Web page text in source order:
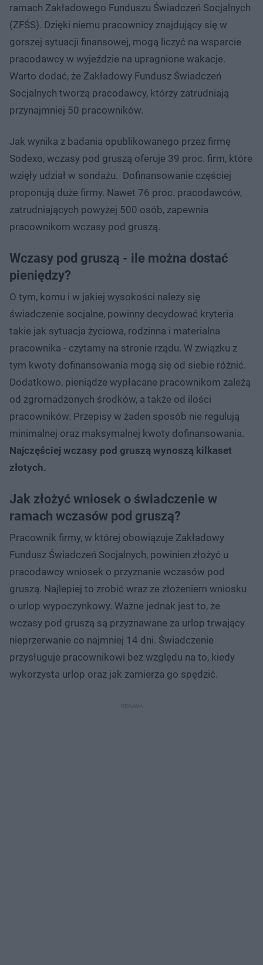
ramach Zakładowego Funduszu Świadczeń Socjalnych
(ZFŚS). Dzięki niemu pracownicy znajdujący się w
gorszej sytuacji finansowej, mogą liczyć na wsparcie
pracodawcy w wyjeździe na upragnione wakacje.
Warto dodać, że Zakładowy Fundusz Świadczeń
Socjalnych tworzą pracodawcy, którzy zatrudniają
przynajmniej 50 pracowników.
Jak wynika z badania opublikowanego przez firmę
Sodexo, wczasy pod gruszą oferuje 39 proc. firm, które
wzięły udział w sondażu. Dofinansowanie częściej
proponują duże firmy. Nawet 76 proc. pracodawców,
zatrudniających powyżej 500 osób, zapewnia
pracownikom wczasy pod gruszą.
Wczasy pod gruszą - ile można dostać
pieniędzy?
O tym, komu i w jakiej wysokości należy się
świadczenie socjalne, powinny decydować kryteria
takie jak sytuacja życiowa, rodzinna i materialna
pracownika - czytamy na stronie rządu. W związku z
tym kwoty dofinansowania mogą się od siebie różnić.
Dodatkowo, pieniądze wypłacane pracownikom zależą
od zgromadzonych środków, a także od ilości
pracowników. Przepisy w żaden sposób nie regulują
minimalnej oraz maksymalnej kwoty dofinansowania.
Najczęściej wczasy pod gruszą wynoszą kilkaset
złotych.
Jak złożyć wniosek o świadczenie w
ramach wczasów pod gruszą?
Pracownik firmy, w której obowiązuje Zakładowy
Fundusz Świadczeń Socjalnych, powinien złożyć u
pracodawcy wniosek o przyznanie wczasów pod
gruszą. Najlepiej to zrobić wraz ze złożeniem wniosku
o urlop wypoczynkowy. Ważne jednak jest to, że
wczasy pod gruszą są przyznawane za urlop trwający
nieprzerwanie co najmniej 14 dni. Świadczenie
przysługuje pracownikowi bez względu na to, kiedy
wykorzysta urlop oraz jak zamierza go spędzić.